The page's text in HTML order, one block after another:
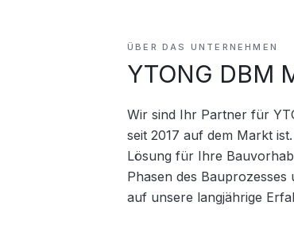
ÜBER DAS UNTERNEHMEN
YTONG DBM
Wir sind Ihr Partner für
seit 2017 auf dem Markt
Lösung für Ihre
Phasen des
auf unsere langjährige